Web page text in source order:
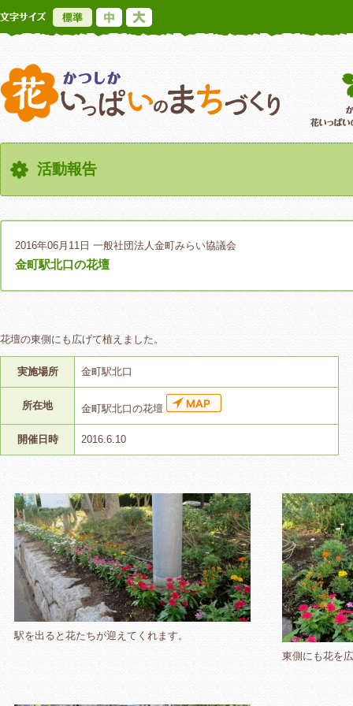
標準
かつしか花い
活動報告
2016年06月11日 一般社団法人金町みらい協議会
金町駅北口の花壇
花壇の東側にも広げて植えました。
実施場所 金町駅北口
所在地 金町駅北口の花壇
開催日時 2016.6.10
駅を出ると花たちが迎えてくれます。
東側にも花を